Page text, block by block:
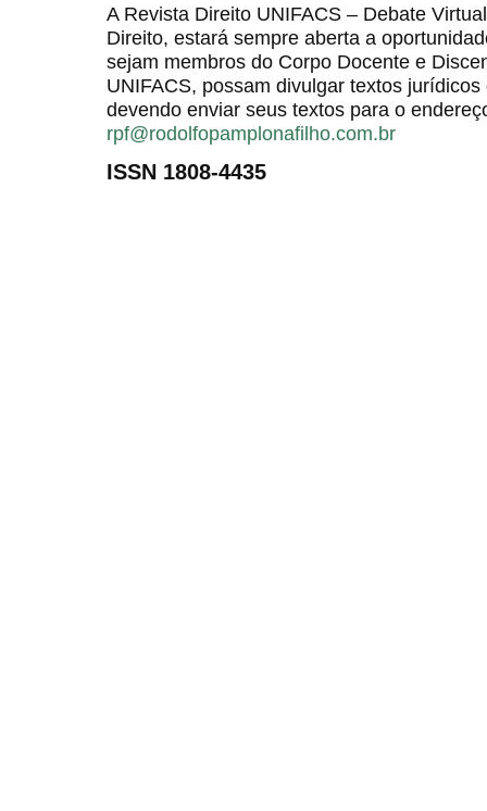
A Revista Direito UNIFACS – Debate
Direito, estará sempre aberta a
sejam membros do Corpo Docente e
UNIFACS, possam divulgar textos
devendo enviar seus textos para o
rpf@rodolfopamplonafilho.com.br
ISSN 1808-4435